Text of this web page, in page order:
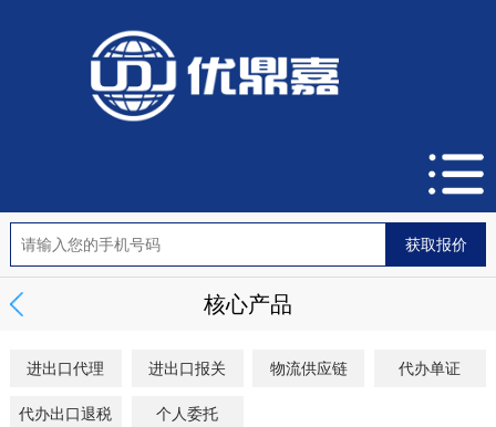
核心产品
进出口代理 进出口报关 物流供应链 代办单证
代办出口退税 个人委托